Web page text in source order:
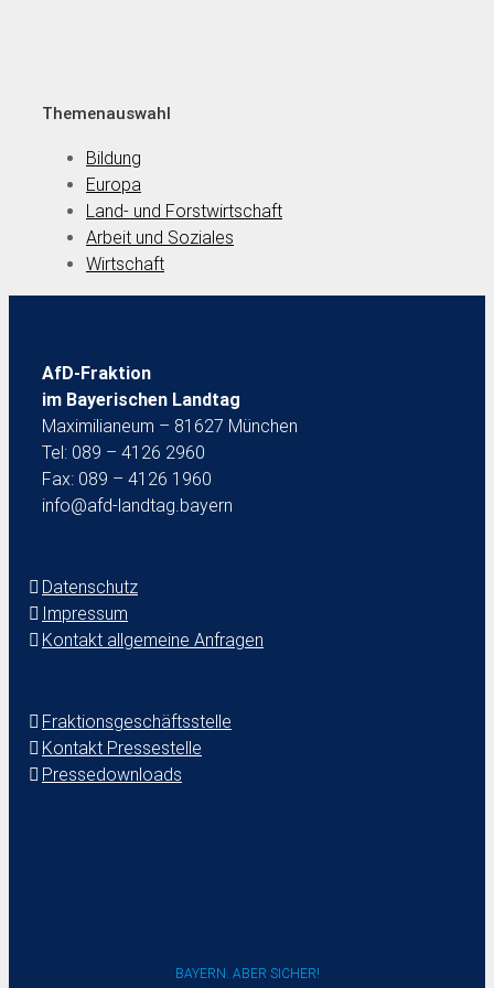
Themenauswahl
Bildung
Europa
Land- und Forstwirtschaft
Arbeit und Soziales
Wirtschaft
AfD-Fraktion
im Bayerischen Landtag
Maximilianeum – 81627 München
Tel: 089 – 4126 2960
Fax: 089 – 4126 1960
info@afd-landtag.bayern
Datenschutz
Impressum
Kontakt allgemeine Anfragen
Fraktionsgeschäftsstelle
Kontakt Pressestelle
Pressedownloads
BAYERN. ABER SICHER!